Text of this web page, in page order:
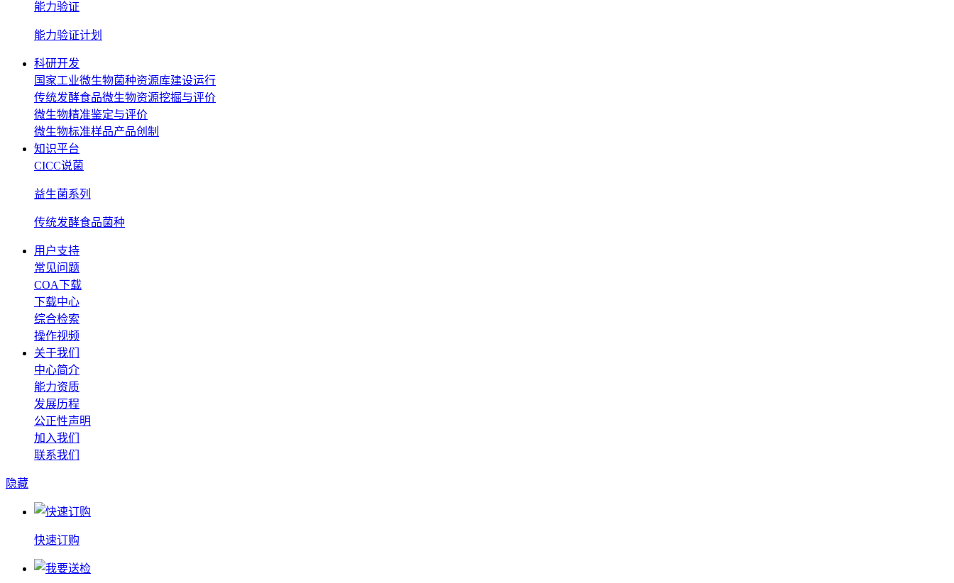
能力验证
能力验证计划
科研开发
国家工业微生物菌种资源库建设运行
传统发酵食品微生物资源挖掘与评价
微生物精准鉴定与评价
微生物标准样品产品创制
知识平台
CICC说菌
益生菌系列
传统发酵食品菌种
用户支持
常见问题
COA下载
下载中心
综合检索
操作视频
关于我们
中心简介
能力资质
发展历程
公正性声明
加入我们
联系我们
隐藏
快速订购